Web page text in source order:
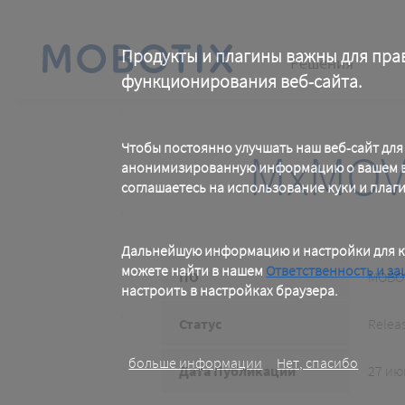
Продукты и плагины важны для
функционирования веб-сайта.
Чтобы постоянно улучшать наш веб-сайт
анонимизированную информацию о вашем
соглашаетесь на использование куки и
Дальнейшую информацию и настройки для
можете найти в нашем Ответственность и
настроить в настройках браузера.
больше информации Нет, спасибо
content
Main
navigation
Решения
ПО
Статус
Дата Публикации 27